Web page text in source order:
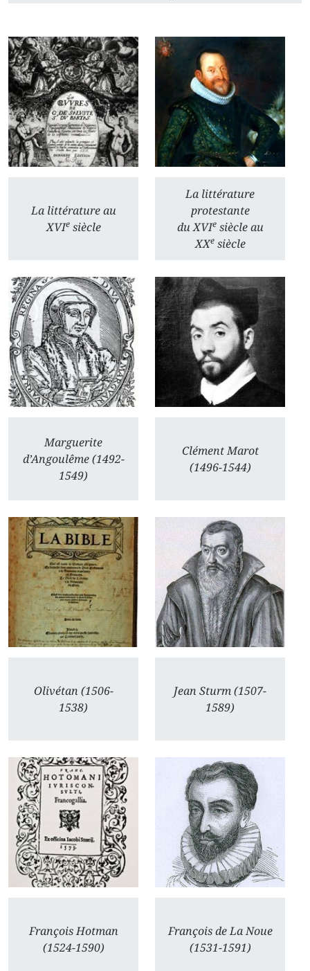
La littérature au
XVIesiècle
La littérature
protestante
du XVIesiècle au
XXesiècle
Marguerite
d’Angoulême (1492-
1549)
Clément Marot
(1496-1544)
Olivétan (1506-
1538)
Jean Sturm (1507-
1589)
François Hotman
(1524-1590)
François de La Noue
(1531-1591)